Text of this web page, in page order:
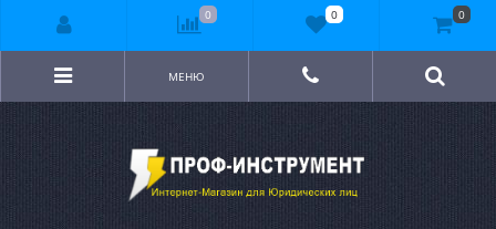
МЕНЮ
0 0 0